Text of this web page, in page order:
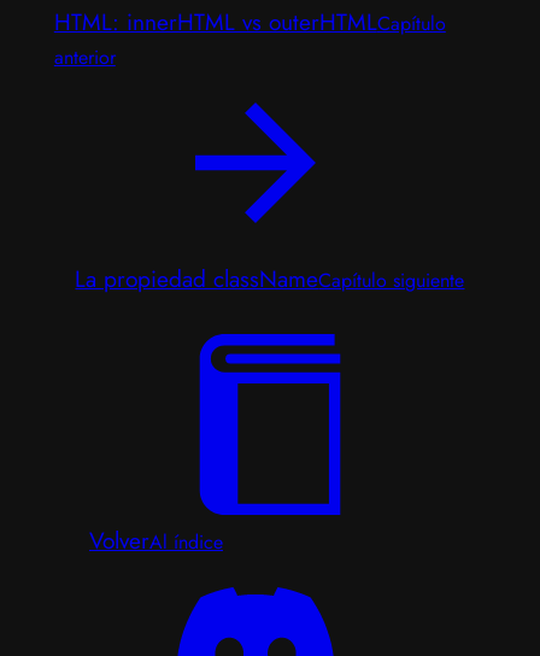
HTML: innerHTML vs outerHTMLCapítulo
anterior
La propiedad classNameCapítulo siguiente
VolverAl índice